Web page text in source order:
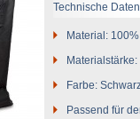
Technische
Material:
Farbe:
Passend für